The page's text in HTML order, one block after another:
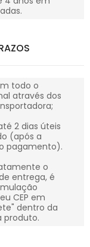
todo o
através dos
2 dias úteis
(após a
pagamento).
o
entrega, é
CEP em
dentro da
produto.